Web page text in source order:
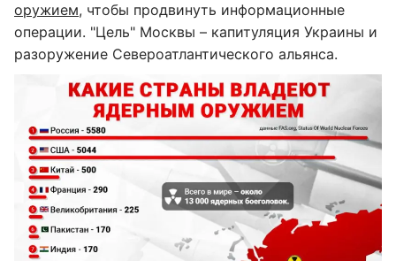
оружием, чтобы продвинуть информационные
операции. "Цель" Москвы – капитуляция Украины и
разоружение Североатлантического альянса.